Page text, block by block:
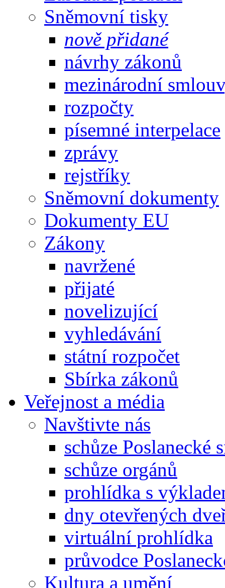
Sněmovní tisky
nově přidané
návrhy zákonů
mezinárodní
rozpočty
písemné interpelace
zprávy
rejstříky
Sněmovní dokumenty
Dokumenty EU
Zákony
navržené
přijaté
novelizující
vyhledávání
státní rozpočet
Sbírka zákonů
Veřejnost a média
Navštivte nás
schůze Poslanecké
schůze orgánů
prohlídka s
dny otevřených
virtuální prohlídka
průvodce
Kultura a umění